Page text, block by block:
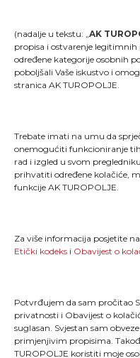
(nadalje u tekstu: „AK
propisa i ostvarenje
određene kategorije osobnih
poboljšali Vaše iskustvo i
stranica AK TUROPOLJE.
Trebate imati na umu da
onemogućiti funkcioniranje
rad i izgled u svom
prihvatiti određene kolačiće,
funkcije AK TUROPOLJE.
Za više informacija posjetite
Etički kodeks i Obavijest o
Potvrđujem da sam pročitao
privatnosti i Obavijest o
suglasan. Svjestan sam
primjenjivim propisima.
TUROPOLJE koristiti moje
"Kao što svaki trkač
stavljanja jedne noge
i dio onoga što jesmo."
MENU
TLTT
Turopoljski trail